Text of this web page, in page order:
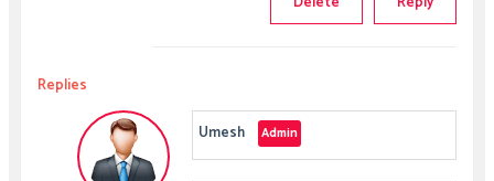
Replies
Umesh